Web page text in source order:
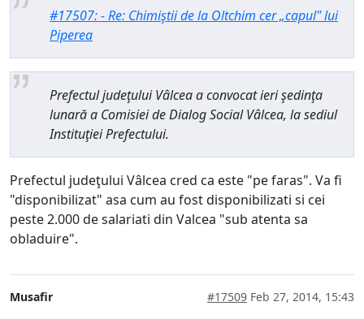
#17507: - Re: Chimiştii de la Oltchim cer „capul" lui
Piperea
Prefectul judeţului Vâlcea a convocat ieri şedinţa
lunară a Comisiei de Dialog Social Vâlcea, la sediul
Instituţiei Prefectului.
Prefectul judeţului Vâlcea cred ca este "pe faras". Va fi
"disponibilizat" asa cum au fost disponibilizati si cei
peste 2.000 de salariati din Valcea "sub atenta sa
obladuire".
Musafir #17509 Feb 27, 2014, 15:43